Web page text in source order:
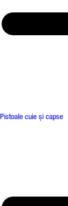
Pistoale cuie și capse